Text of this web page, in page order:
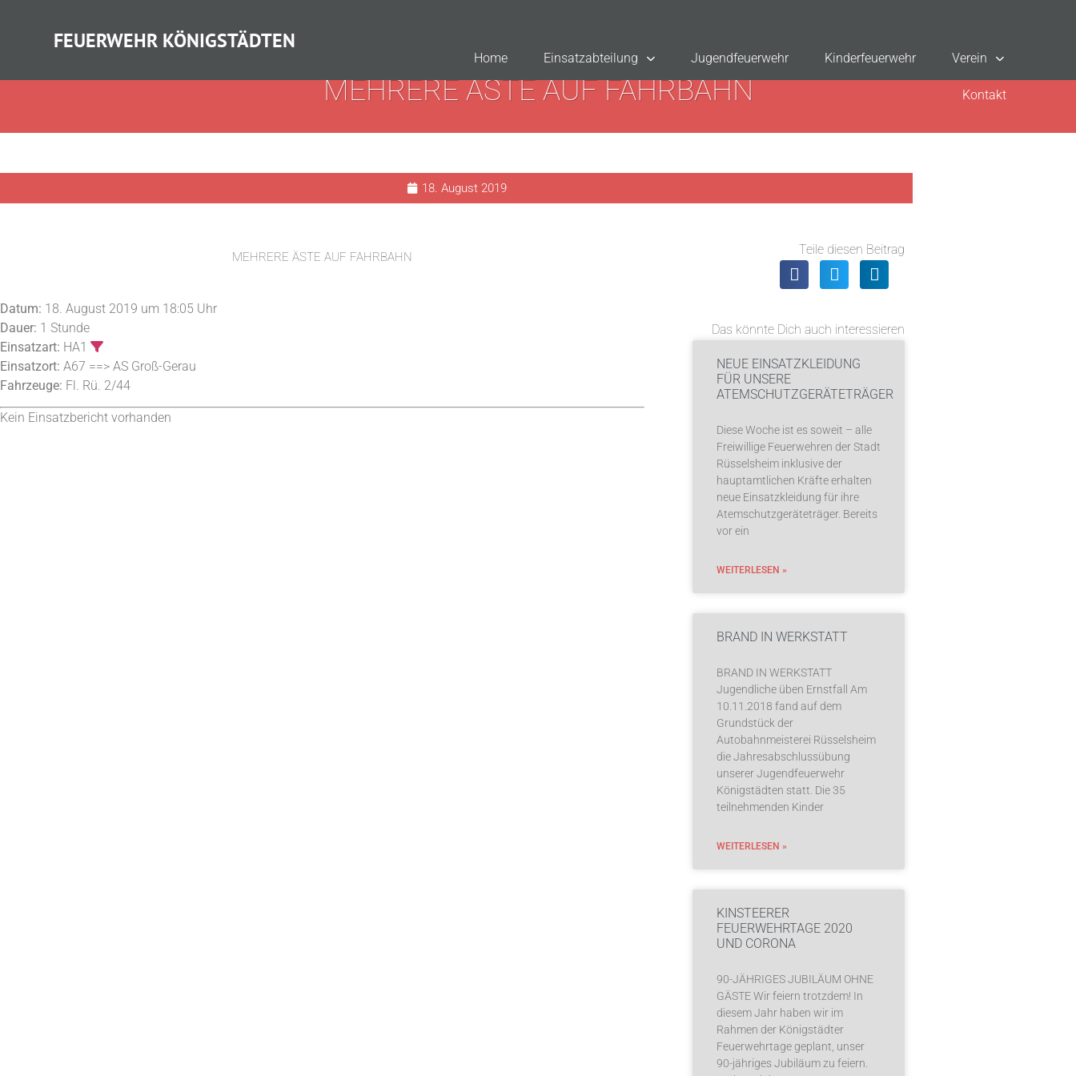
FEUERWEHR KÖNIGSTÄDTEN
Home Einsatzabteilung Jugendfeuerwehr Kinderfeuerwehr Verein
Kontakt
MEHRERE ÄSTE AUF FAHRBAHN
18. August 2019
MEHRERE ÄSTE AUF FAHRBAHN
Datum: 18. August 2019 um 18:05 Uhr
Dauer: 1 Stunde
Einsatzart: HA1
Einsatzort: A67 ==> AS Groß-Gerau
Fahrzeuge: Fl. Rü. 2/44
Kein Einsatzbericht vorhanden
Teile diesen Beitrag
Das könnte Dich auch interessieren
NEUE EINSATZKLEIDUNG
FÜR UNSERE
ATEMSCHUTZGERÄTETRÄGER
Diese Woche ist es soweit – alle
Freiwillige Feuerwehren der Stadt
Rüsselsheim inklusive der
hauptamtlichen Kräfte erhalten
neue Einsatzkleidung für ihre
Atemschutzgeräteträger. Bereits
vor ein
WEITERLESEN »
BRAND IN WERKSTATT
BRAND IN WERKSTATT
Jugendliche üben Ernstfall Am
10.11.2018 fand auf dem
Grundstück der
Autobahnmeisterei Rüsselsheim
die Jahresabschlussübung
unserer Jugendfeuerwehr
Königstädten statt. Die 35
teilnehmenden Kinder
WEITERLESEN »
KINSTEERER
FEUERWEHRTAGE 2020
UND CORONA
90-JÄHRIGES JUBILÄUM OHNE
GÄSTE Wir feiern trotzdem! In
diesem Jahr haben wir im
Rahmen der Königstädter
Feuerwehrtage geplant, unser
90-jähriges Jubiläum zu feiern.